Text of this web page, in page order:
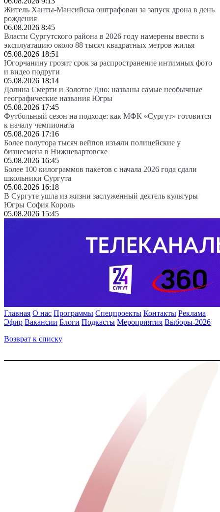
Житель Ханты-Мансийска оштрафован за запуск дрона в день
рождения
06.08.2026 8:45
Власти Сургутского района в 2026 году намерены ввести в
эксплуатацию около 88 тысяч квадратных метров жилья
05.08.2026 18:51
Югорчанину грозит срок за распространение интимных фото
и видео подруги
05.08.2026 18:14
Долина Смерти и Золотое Дно: названы самые необычные
географические названия Югры
05.08.2026 17:45
Футбольный сезон на подходе: как МФК «Сургут» готовится
к началу чемпионата
05.08.2026 17:16
Более полутора тысяч вейпов изъяли полицейские у
бизнесмена в Нижневартовске
05.08.2026 16:45
Более 100 килограммов пакетов с начала 2026 года сдали
школьники Сургута
05.08.2026 16:18
В Сургуте ушла из жизни заслуженный деятель культуры
Югры София Король
05.08.2026 15:45
Главная О нас Программы Спецпроекты Контакты Реклама
Эфир Вакансии Блоги Подкасты Мероприятия Выборы-2026
Возврат к списку